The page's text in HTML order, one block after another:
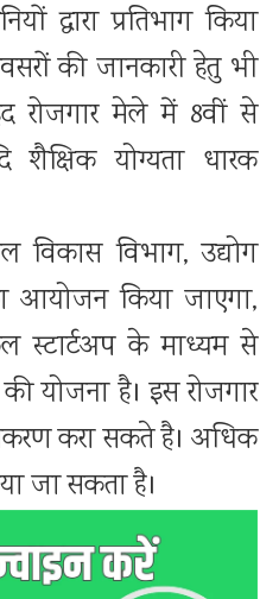
द्वारा प्रतिभाग किया
की जानकारी हेतु भी
रोजगार मेले में 8वीं से
शैक्षिक योग्यता धारक
विकास विभाग, उद्योग
आयोजन किया जाएगा,
स्टार्टअप के माध्यम से
योजना है। इस रोजगार
करा सकते है। अधिक
जा सकता है।